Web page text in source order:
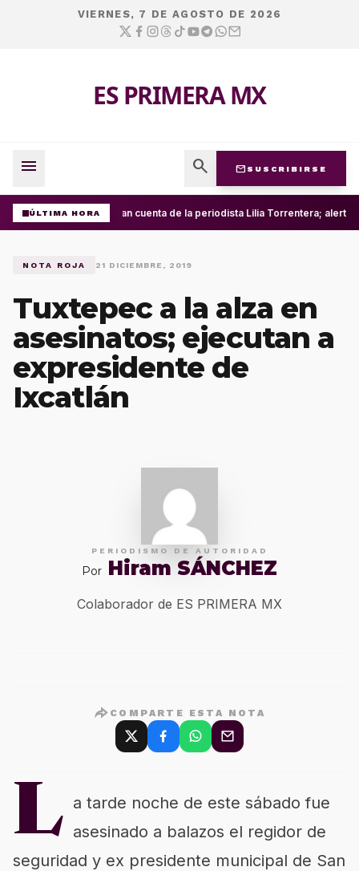
VIERNES, 7 DE AGOSTO DE 2026
ES PRIMERA MX
menu search mail SUSCRIBIRSE
ÚLTIMA HORA Roban cuenta de la periodista Lilia Torrentera;
NOTA ROJA 21 DICIEMBRE, 2019
Tuxtepec a la alza en
asesinatos; ejecutan a
expresidente de
Ixcatlán
PERIODISMO DE AUTORIDAD
Por Hiram SÁNCHEZ
Colaborador de ES PRIMERA MX
COMPARTE ESTA NOTA
L a tarde noche de este sábado fue
asesinado a balazos el regidor de
seguridad y ex presidente municipal de San